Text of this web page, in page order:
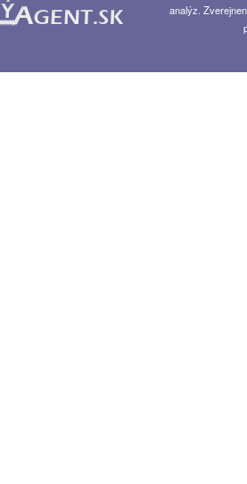
analýz.